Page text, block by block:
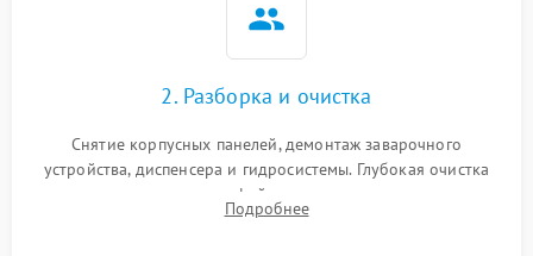
2. Разборка и очистка
Снятие корпусных панелей, демонтаж заварочного
устройства, диспенсера и гидросистемы. Глубокая очистка
внутренних узлов от кофейных масел, жмыха и накипи.
Промывка дренажных каналов и фильтров с использованием
Подробнее